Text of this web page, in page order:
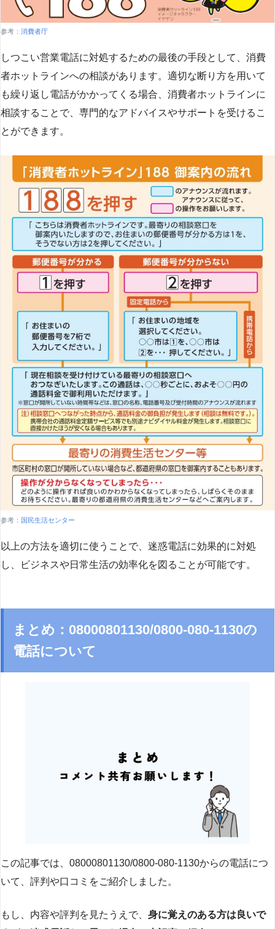
参考： 消費者庁
しつこい営業電話に対処するための最後の手段として、消費
者ホットラインへの相談があります。適切な断り方を用いて
も繰り返し電話がかかってくる場合、消費者ホットラインに
相談することで、専門的なアドバイスやサポートを受けるこ
とができます​​。
参考： 国民生活センター
以上の方法を適切に使うことで、迷惑電話に効果的に対処
し、ビジネスや日常生活の効率化を図ることが可能です。
まとめ：08000801130/0800-080-1130の
電話について
この記事では、08000801130/0800-080-1130からの電話につ
いて、評判や口コミをご紹介しました。
もし、内容や評判を見たうえで、 身に覚えのある方は良いで